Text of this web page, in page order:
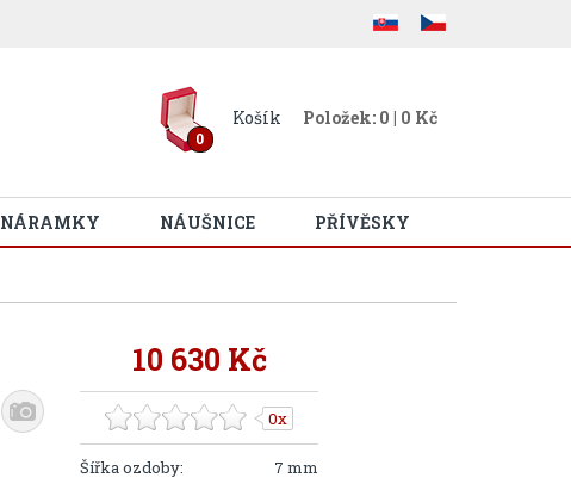
0
Košík Položek: 0 | 0 Kč
NÁRAMKY NÁUŠNICE PŘÍVĚSKY
10 630 Kč
0x
Šířka ozdoby:
7 mm